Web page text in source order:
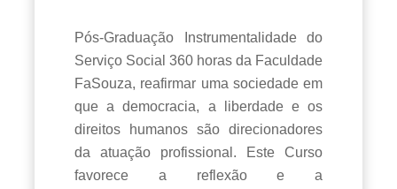
Pós-Graduação Instrumentalidade do
Serviço Social 360 horas da Faculdade
FaSouza, reafirmar uma sociedade em
que a democracia, a liberdade e os
direitos humanos são direcionadores
da atuação profissional. Este Curso
favorece a reflexão e a